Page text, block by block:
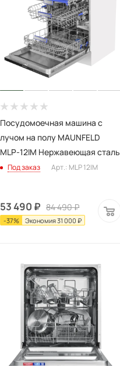
Посудомоечная машина с
лучом на полу MAUNFELD
MLP-12IM Нержавеющая сталь
Под заказ Арт.: MLP 12IM
53 490 ₽ 84 490₽
-37% Экономия31 000 ₽